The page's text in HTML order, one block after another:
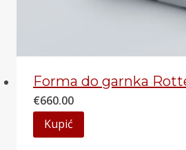
Forma do garnka
€660.00
Kupić